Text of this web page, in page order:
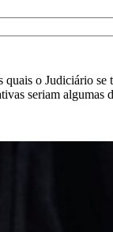
o Judiciário
seriam